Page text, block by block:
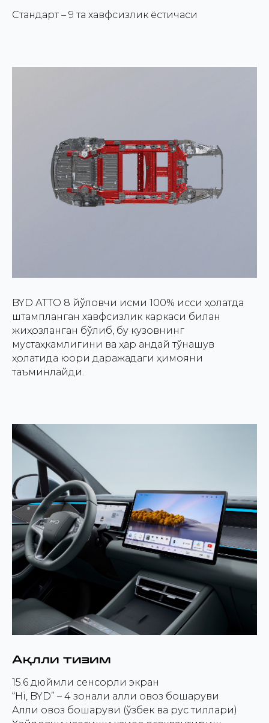
Стандарт – 9 та хавфсизлик ёстиқчаси
BYD АТТО 8 йўловчи қисми 100% иссиқ ҳолатда
штампланган хавфсизлик каркаси билан
жиҳозланган бўлиб, бу кузовнинг
мустаҳкамлигини ва ҳар қандай тўқнашув
ҳолатида юқори даражадаги ҳимояни
таъминлайди.
Ақлли тизим
15.6 дюймли сенсорли экран
“Hi, BYD” – 4 зонали ақлли овоз бошқаруви
Ақлли овоз бошқаруви (ўзбек ва рус тиллари)